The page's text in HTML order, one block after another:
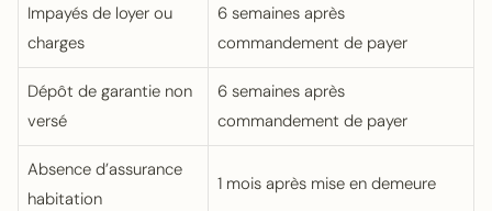
Impayés de loyer ou
charges
6 semaines après
commandement de payer
Dépôt de garantie non
versé
6 semaines après
commandement de payer
Absence d’assurance
habitation
1 mois après mise en demeure